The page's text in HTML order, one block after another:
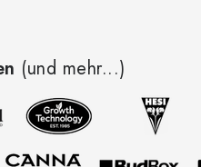
(und mehr...)